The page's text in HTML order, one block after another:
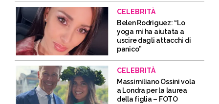
CELEBRITÀ
Belen Rodriguez: “Lo
yoga mi ha aiutata a
uscire dagli attacchi di
panico”
CELEBRITÀ
Massimiliano Ossini vola
a Londra per la laurea
della figlia – FOTO